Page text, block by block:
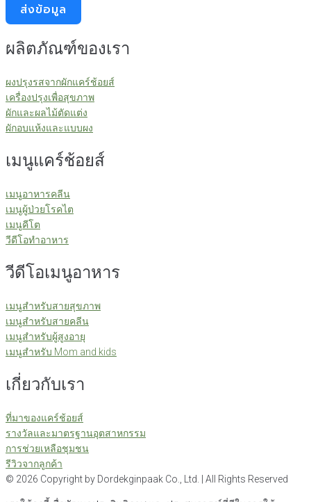
ส่งข้อมูล
ผลิตภัณฑ์ของเรา
ผงปรุงรสจากผักแคร์ช้อยส์
เครื่องปรุงเพื่อสุขภาพ
ผักและผลไม้ตัดแต่ง
ผักอบแห้งและแบบผง
เมนูแคร์ช้อยส์
เมนูอาหารคลีน
เมนูผู้ป่วยโรคไต
เมนูคีโต
วีดีโอทำอาหาร
วีดีโอเมนูอาหาร
เมนูสำหรับสายสุขภาพ
เมนูสำหรับสายคลีน
เมนูสำหรับผู้สูงอายุ
เมนูสำหรับ Mom and kids
เกี่ยวกับเรา
ที่มาของแคร์ช้อยส์
รางวัลและมาตรฐานอุตสาหกรรม
การช่วยเหลือชุมชน
รีวิวจากลูกค้า
© 2026 Copyright by Dordekginpaak Co., Ltd. | All Rights Reserved